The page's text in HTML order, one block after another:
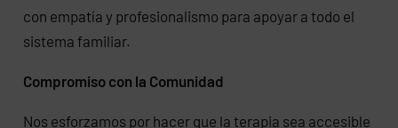
con empatía y profesionalismo para apoyar a todo el
sistema familiar.
Compromiso con la Comunidad
Nos esforzamos por hacer que la terapia sea accesible